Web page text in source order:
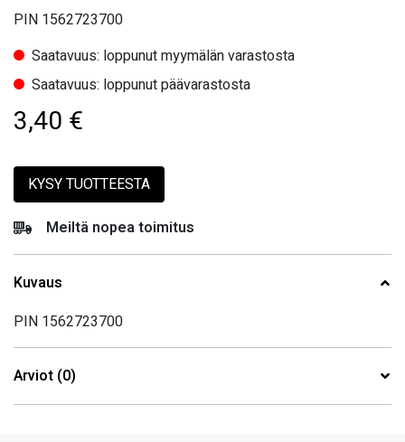
PIN 1562723700
Saatavuus: loppunut myymälän varastosta
Saatavuus: loppunut päävarastosta
3,40 €
KYSY TUOTTEESTA
Meiltä nopea toimitus
Kuvaus
PIN 1562723700
Arviot (0)